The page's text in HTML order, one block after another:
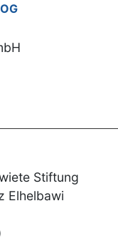
Stiftung
Elhelbawi